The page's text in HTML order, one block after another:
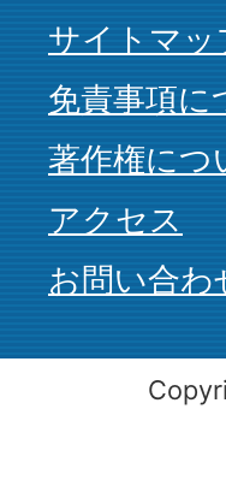
サイトマッ
免責事項に
著作権につ
アクセス
お問い合わ